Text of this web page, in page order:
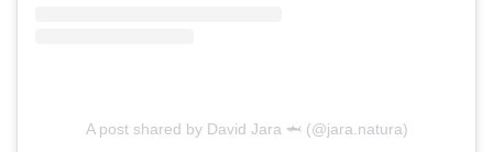
A post shared by David Jara 🦈 (@jara.natura)